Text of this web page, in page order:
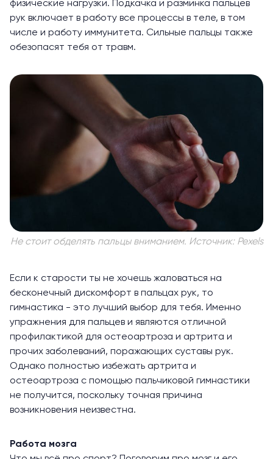
физические нагрузки. Подкачка и разминка пальцев
рук включает в работу все процессы в теле, в том
числе и работу иммунитета. Сильные пальцы также
обезопасят тебя от травм.
Не стоит обделять пальцы вниманием. Источник: Pexels
Если к старости ты не хочешь жаловаться на
бесконечный дискомфорт в пальцах рук, то
гимнастика - это лучший выбор для тебя. Именно
упражнения для пальцев и являются отличной
профилактикой для остеоартроза и артрита и
прочих заболеваний, поражающих суставы рук.
Однако полностью избежать артрита и
остеоартроза с помощью пальчиковой гимнастики
не получится, поскольку точная причина
возникновения неизвестна.
Работа мозга